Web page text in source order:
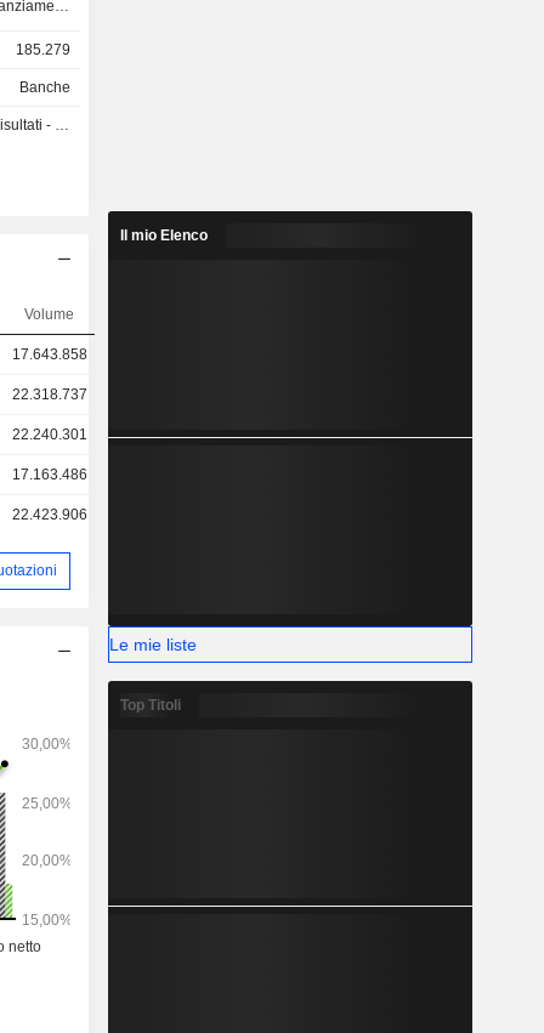
fusioni e
ecc.; -
di 7.124
185.279
Banche
Q3 2026
Volume
17.643.858
22.318.737
22.240.301
17.163.486
22.423.906
Il mio Elenco
Le mie liste
Top Titoli